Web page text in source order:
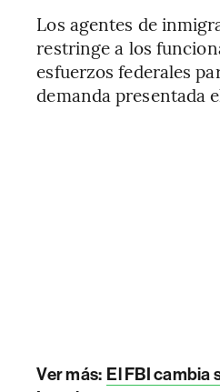
Los agentes de
restringe a los
esfuerzos federales
demanda presentada
Ver más: El FBI cambia